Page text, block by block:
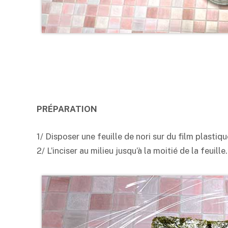
PRÉPARATION
1/ Disposer une feuille de nori sur du film
2/ L’inciser au milieu jusqu’à la moitié de la feuille.